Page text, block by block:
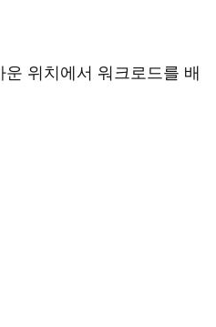
위치에서 워크로드를 배